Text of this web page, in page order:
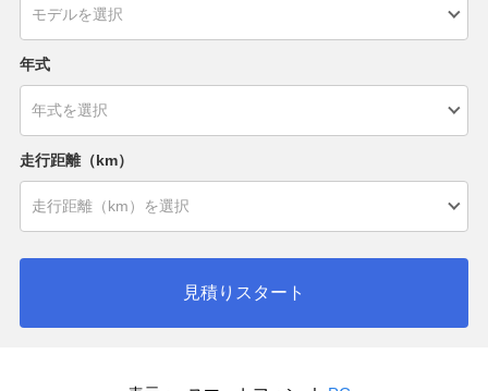
年式
走行距離（km）
見積りスタート